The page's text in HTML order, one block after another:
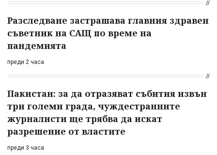
Разследване застрашава главния здравен
съветник на САЩ по време на
пандемията
преди 2 часа
Пакистан: за да отразяват събития извън
три големи града, чуждестранните
журналисти ще трябва да искат
разрешение от властите
преди 3 часа